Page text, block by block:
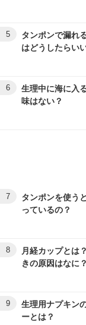
5
タンポンで漏れ
はどうしたらい
6
生理中に海に入
味はない？
7
タンポンを使う
っているの？
8
月経カップとは
きの原因はなに？
9
生理用ナプキン
ーとは？